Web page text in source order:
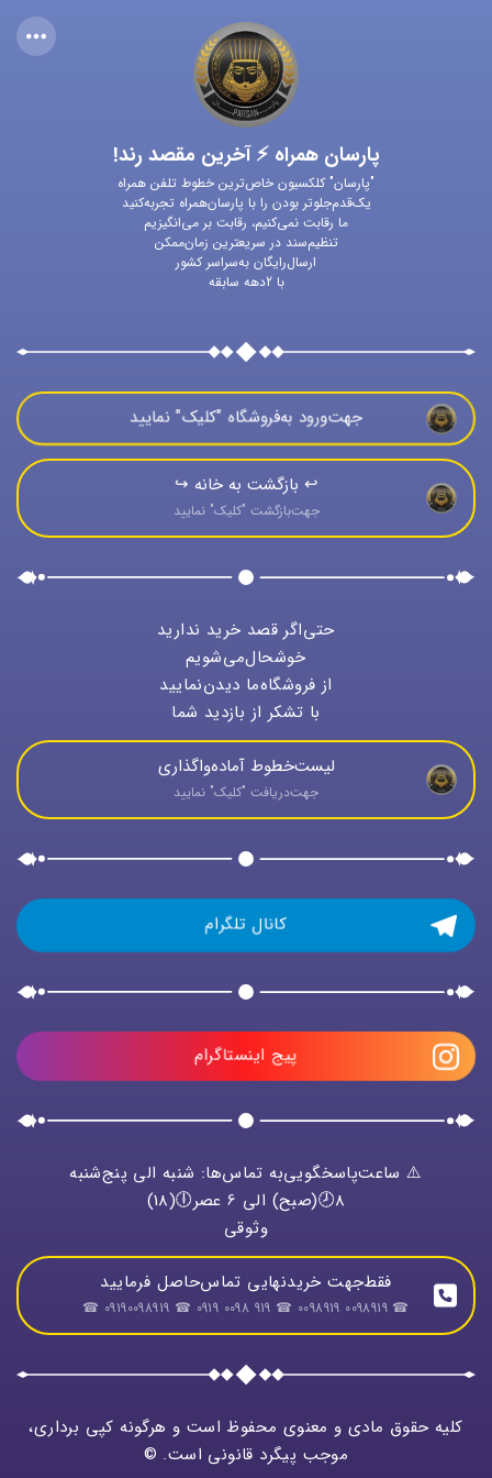
پارسان همراه ⚡ آخرین مقصد رند!
"پارسان" کلکسیون خاص‌ترین خطوط تلفن همراه
یک‌قدم‌جلوتر بودن را با پارسان‌همراه تجربه‌کنید
ما رقابت نمی‌کنیم، رقابت بر می‌انگیزیم
تنظیم‌سند در سریعترین زمان‌ممکن
ارسال‌رایگان به‌سراسر کشور
با 2دهه سابقه
جهت‌ورود به‌فروشگاه "كليک" نماييد
↩️ بازگشت به خانه ↪️
جهت‌بازگشت "كليک" نماييد
حتی‌اگر قصد خرید ندارید
خوشحال‌می‌شویم
از فروشگاه‌ما دیدن‌نمایید
با تشکر از بازدید شما
لیست‌خطوط آماده‌واگذاری
جهت‌دريافت "كليک" نماييد
کانال تلگرام
پیج اینستاگرام
⚠️ ساعت‌پاسخگویی‌به تماس‌ها: شنبه الی پنج‌شنبه
8🕗(صبح) الی 6 عصر🕕(18)
وثوقی
فقط‌جهت خریدنهایی تماس‌حاصل فرمایید
☎ 0098919 0098919 ☎ 919 0098 0919 ☎ 09190098919 ☎
کلیه حقوق مادی و معنوی محفوظ است و هرگونه کپی برداری،
موجب پیگرد قانونی است. ©